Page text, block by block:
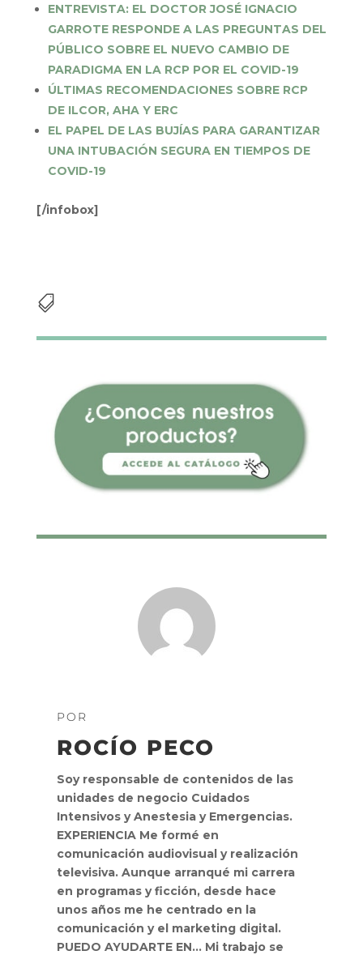
ENTREVISTA: EL DOCTOR JOSÉ IGNACIO
GARROTE RESPONDE A LAS PREGUNTAS DEL
PÚBLICO SOBRE EL NUEVO CAMBIO DE
PARADIGMA EN LA RCP POR EL COVID-19
ÚLTIMAS RECOMENDACIONES SOBRE RCP
DE ILCOR, AHA Y ERC
EL PAPEL DE LAS BUJÍAS PARA GARANTIZAR
UNA INTUBACIÓN SEGURA EN TIEMPOS DE
COVID-19
[/infobox]

POR
ROCÍO PECO
Soy responsable de contenidos de las
unidades de negocio Cuidados
Intensivos y Anestesia y Emergencias.
EXPERIENCIAMe formé en
comunicación audiovisual y realización
televisiva. Aunque arranqué mi carrera
en programas y ficción, desde hace
unos años me he centrado en la
comunicación y el marketing digital.
PUEDO AYUDARTE EN...Mi trabajo se